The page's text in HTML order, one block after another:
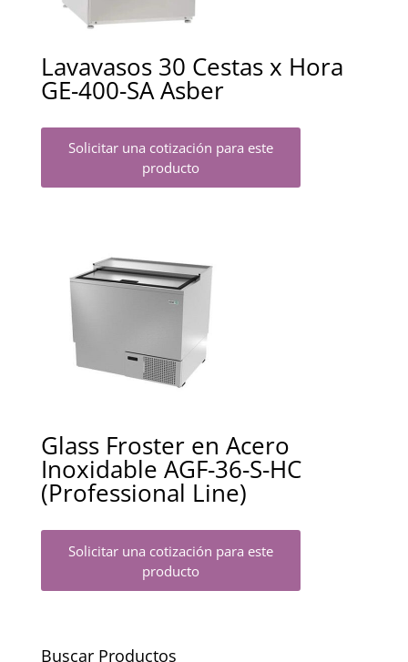
Lavavasos 30 Cestas x Hora
GE-400-SA Asber
Solicitar una cotización para este
producto
Glass Froster en Acero
Inoxidable AGF-36-S-HC
(Professional Line)
Solicitar una cotización para este
producto
Buscar Productos